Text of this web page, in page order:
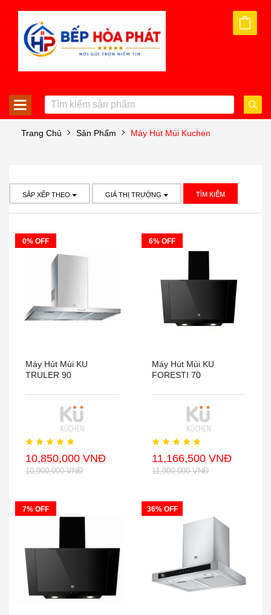
Trang Chủ Sản Phẩm Máy Hút Mùi Kuchen
SẮP XẾP THEO GIÁ THỊ TRƯỜNG TÌM KIẾM
0% OFF
Máy Hút Mùi KU
TRULER 90
10,850,000 VNĐ
10,900,000 VNĐ
6% OFF
Máy Hút Mùi KU
FORESTI 70
11,166,500 VNĐ
11,900,000 VNĐ
7% OFF 36% OFF